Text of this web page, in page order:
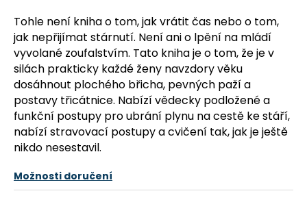
Tohle není kniha o tom, jak vrátit čas nebo o tom,
jak nepřijímat stárnutí. Není ani o lpění na mládí
vyvolané zoufalstvím. Tato kniha je o tom, že je v
silách prakticky každé ženy navzdory věku
dosáhnout plochého břicha, pevných paží a
postavy třicátnice. Nabízí vědecky podložené a
funkční postupy pro ubrání plynu na cestě ke stáří,
nabízí stravovací postupy a cvičení tak, jak je ještě
nikdo nesestavil.
Možnosti doručení
a
j
í
t
?